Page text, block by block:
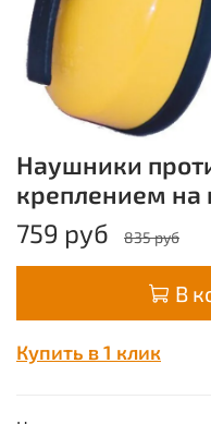
Наушники
креплением на
759 руб 835 руб
В
Купить в 1 клик